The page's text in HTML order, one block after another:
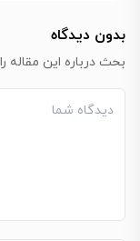
بدون دیدگاه
بحث درباره این مقاله